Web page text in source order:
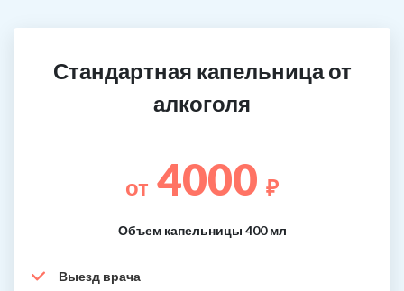
Стандартная капельница от
алкоголя
от 4000 ₽
Объем капельницы 400 мл
Выезд врача